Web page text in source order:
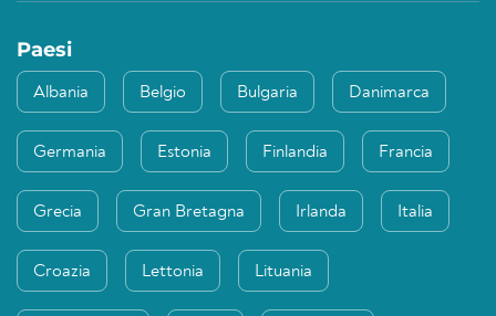
Paesi
Albania Belgio Bulgaria Danimarca
Germania Estonia Finlandia Francia
Grecia Gran Bretagna Irlanda Italia
Croazia Lettonia Lituania